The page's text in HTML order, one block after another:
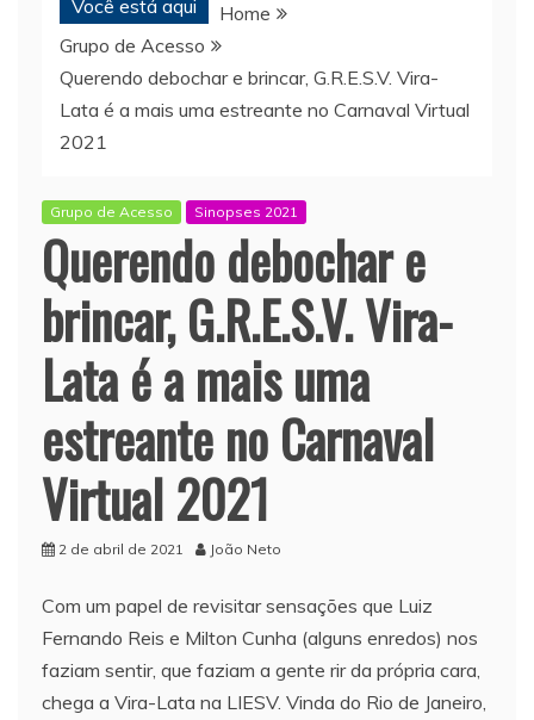
Você está aqui
Home
Grupo de Acesso
Querendo debochar e brincar, G.R.E.S.V. Vira-
Lata é a mais uma estreante no Carnaval Virtual
2021
Grupo de Acesso Sinopses 2021
Querendo debochar e
brincar, G.R.E.S.V. Vira-
Lata é a mais uma
estreante no Carnaval
Virtual 2021
2 de abril de 2021 João Neto
Com um papel de revisitar sensações que Luiz
Fernando Reis e Milton Cunha (alguns enredos) nos
faziam sentir, que faziam a gente rir da própria cara,
chega a Vira-Lata na LIESV. Vinda do Rio de Janeiro,